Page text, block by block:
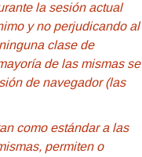
la sesión actual
y no perjudicando al
clase de
de las mismas se
de navegador (las
como estándar a las
permiten o